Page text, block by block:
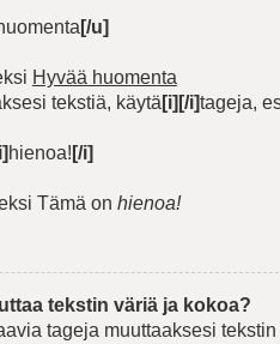
[/u]
Hyvää huomenta
tekstiä, käytä [i][/i]tageja,
hienoa! [/i]
Tämä on hienoa!
tekstin väriä ja kokoa?
tageja muuttaaksesi